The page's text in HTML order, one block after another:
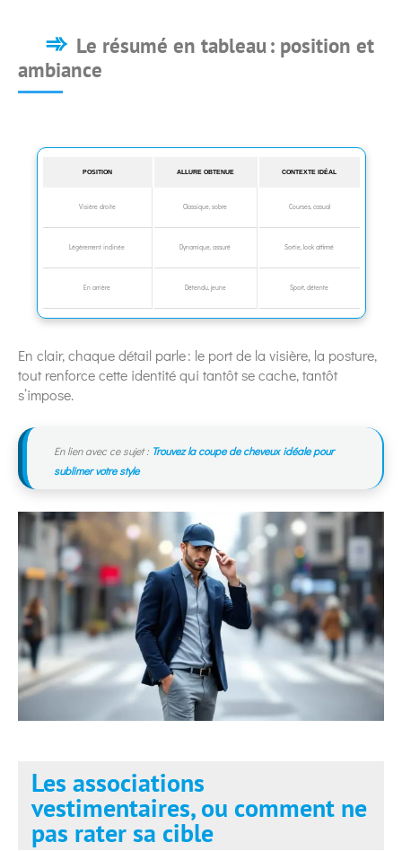
Le résumé en tableau : position et
ambiance
POSITION ALLURE OBTENUE CONTEXTE IDÉAL
Visière droite Classique, sobre Courses, casual
Légèrement inclinée Dynamique, assuré Sortie, look affirmé
En arrière Détendu, jeune Sport, détente
En clair, chaque détail parle : le port de la visière, la posture,
tout renforce cette identité qui tantôt se cache, tantôt
s’impose.
En lien avec ce sujet : Trouvez la coupe de cheveux idéale pour
sublimer votre style
Les associations
vestimentaires, ou comment ne
pas rater sa cible